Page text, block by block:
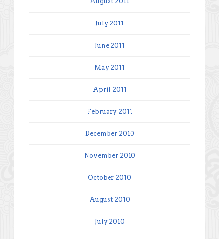
July 2011
June 2011
May 2011
April 2011
February 2011
December 2010
November 2010
October 2010
August 2010
July 2010